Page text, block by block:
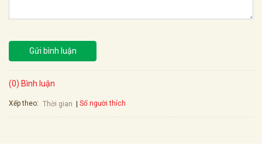
Gửi bình luận
(0) Bình luận
Xếp theo: Thời gian Số người thích